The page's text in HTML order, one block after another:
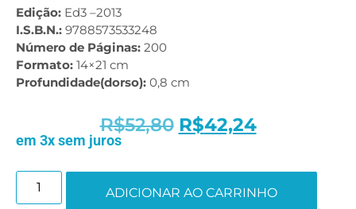
Edição: Ed3 –2013
I.S.B.N.: 9788573533248
Número de Páginas: 200
Formato: 14×21 cm
Profundidade(dorso): 0,8 cm
R$52,80 R$42,24
em 3x sem juros
ADICIONAR AO CARRINHO